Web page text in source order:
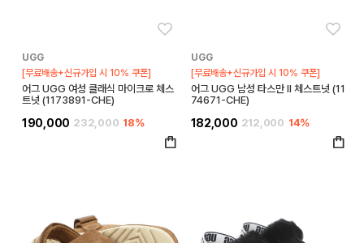
UGG
[무료배송+신규가입 시 10% 쿠폰]
어그 UGG 여성 클래식 마이크로 체스
트넛 (1173891-CHE)
190,000 232,000 18%
UGG
[무료배송+신규가입 시 10% 쿠폰]
어그 UGG 남성 타스만 II 체스트넛 (11
74671-CHE)
182,000 212,000 14%